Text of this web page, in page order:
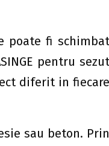
poate fi
pentru sezut
diferit in fiecare
sau beton. Prin